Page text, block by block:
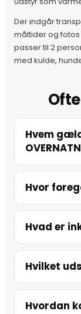
Der indgår
måltider og
passer til 2
med kulde,
Hvem
Hvor
Hvad er
Hvilket
Hvordan